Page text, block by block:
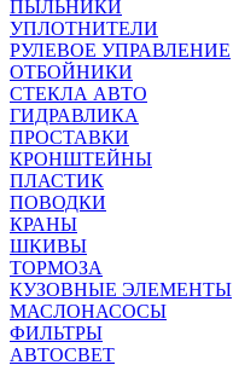
ПЫЛЬНИКИ
УПЛОТНИТЕЛИ
РУЛЕВОЕ УПРАВЛЕНИЕ
ОТБОЙНИКИ
СТЕКЛА АВТО
ГИДРАВЛИКА
ПРОСТАВКИ
КРОНШТЕЙНЫ
ПЛАСТИК
ПОВОДКИ
КРАНЫ
ШКИВЫ
ТОРМОЗА
КУЗОВНЫЕ ЭЛЕМЕНТЫ
МАСЛОНАСОСЫ
ФИЛЬТРЫ
АВТОСВЕТ